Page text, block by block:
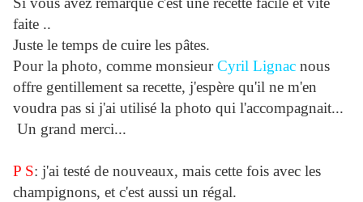
faite ..
Juste le temps de cuire les pâtes.
Pour la photo, comme monsieurCyril Lignac nous
offre gentillement sa recette, j'espère qu'il ne m'en
voudra pas si j'ai utilisé la photo qui l'accompagnait...
Un grand merci...
P S: j'ai testé de nouveaux, mais cette fois avec les
champignons, et c'est aussi un régal.